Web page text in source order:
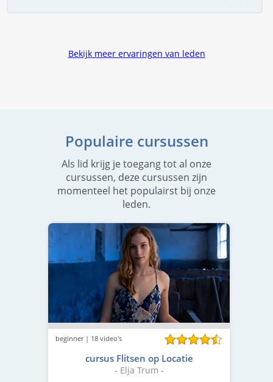
Bekijk meer ervaringen van leden
Populaire cursussen
Als lid krijg je toegang tot al onze
cursussen, deze cursussen zijn
momenteel het populairst bij onze
leden.
beginner | 18 video's
cursus Flitsen op Locatie
- Elja Trum -